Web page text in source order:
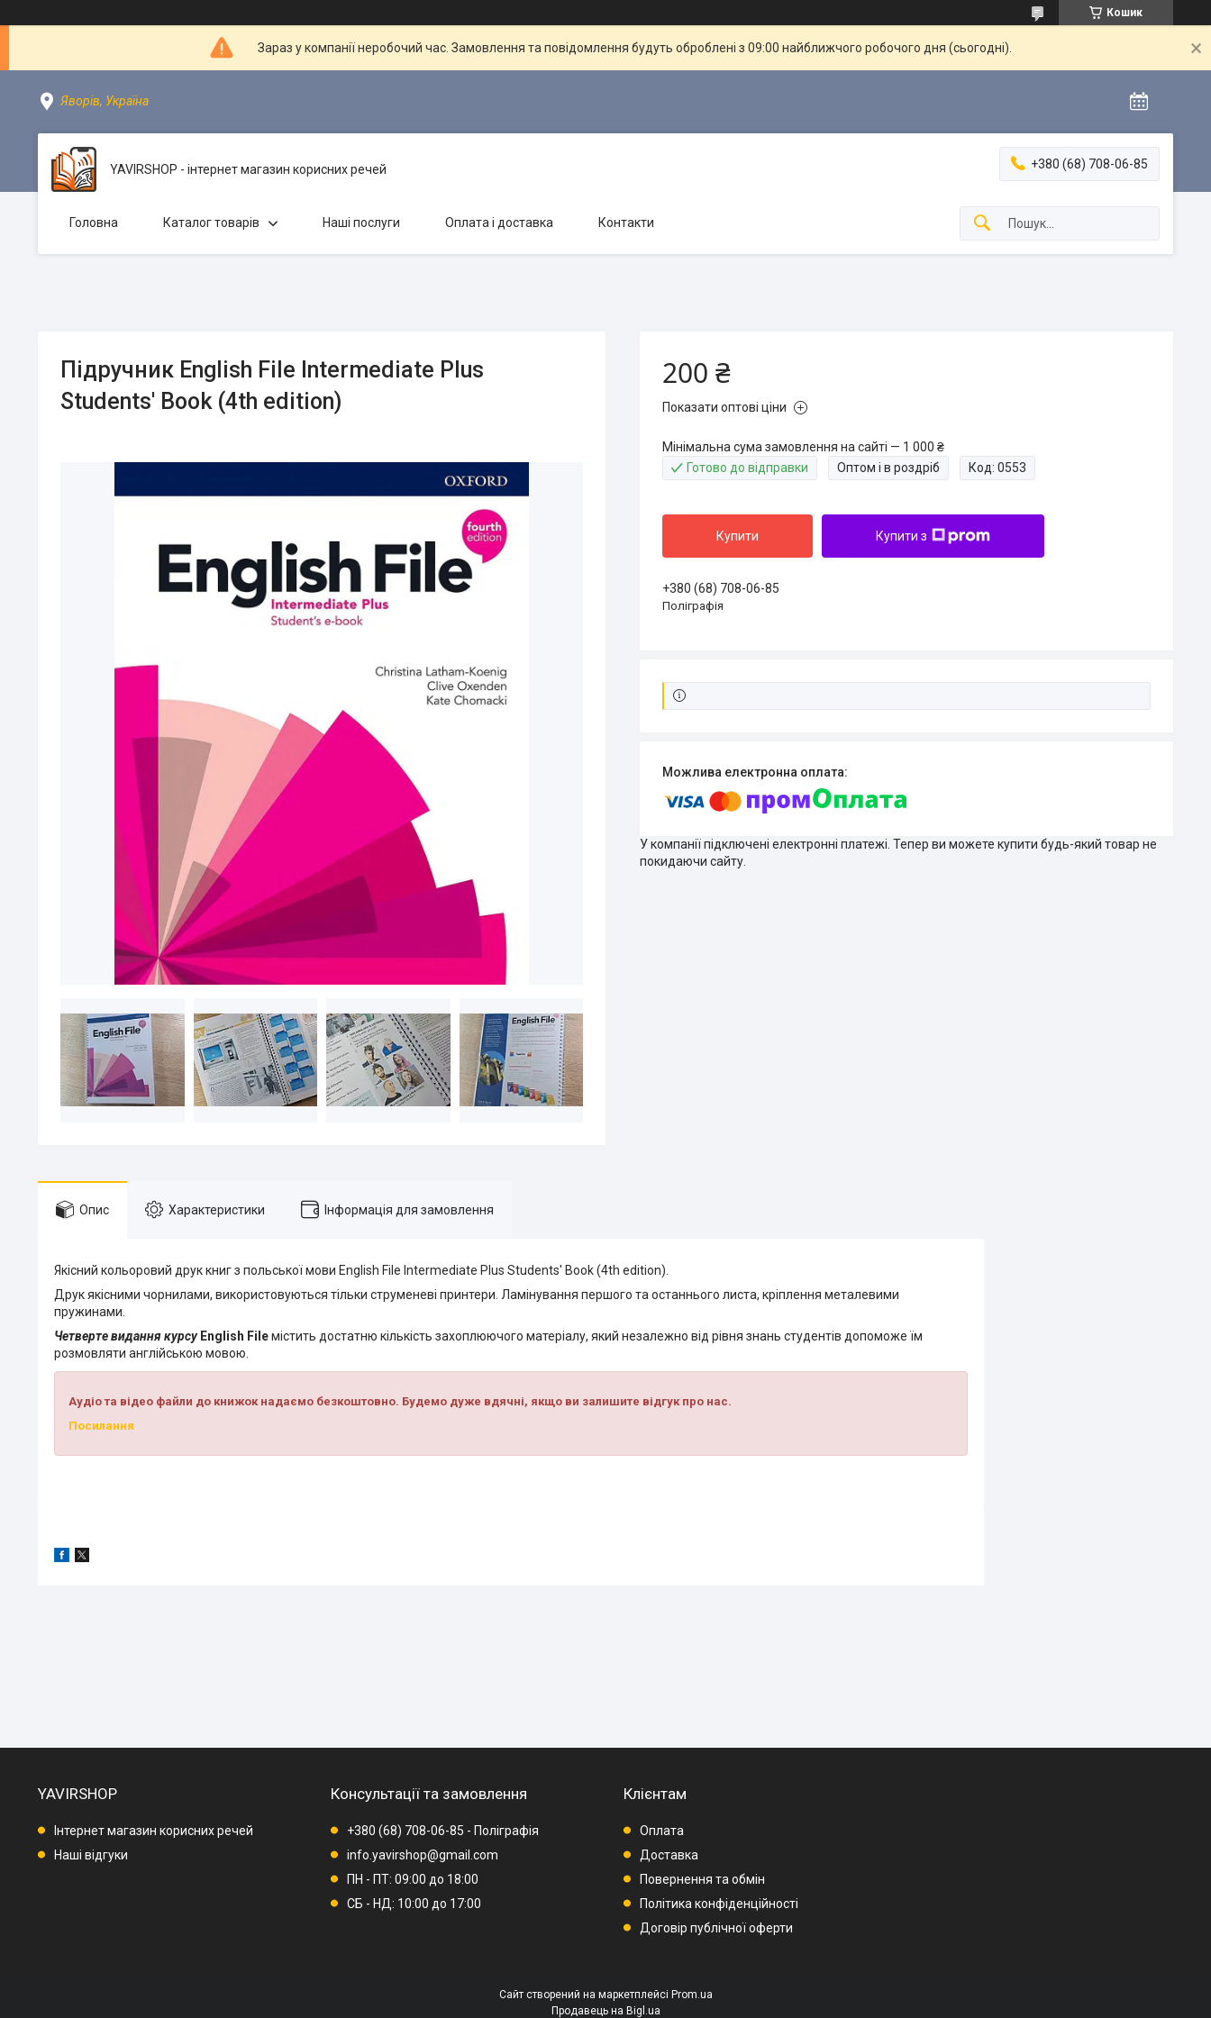
Кошик
Зараз у компанії неробочий час. Замовлення та повідомлення будуть оброблені з 09:00 найближчого робочого дня (сьогодні).
Яворів, Україна
YAVIRSHOP - інтернет магазин корисних речей +380 (68) 708-06-85
Головна Каталог товарів Наші послуги Оплата і доставка Контакти
Підручник English File Intermediate Plus
Students' Book (4th edition)
200 ₴
Показати оптові ціни
Мінімальна сума замовлення на сайті — 1 000 ₴
Готово до відправки
Оптом і в роздріб Код: 0553
Купити Купити з
+380 (68) 708-06-85
Поліграфія
У компанії підключені електронні платежі. Тепер ви можете купити будь-який товар не
покидаючи сайту.
Опис Характеристики Інформація для замовлення
Якісний кольоровий друк книг з польської мови English File Intermediate Plus Students' Book (4th edition).
Друк якісними чорнилами, використовуються тільки струменеві принтери. Ламінування першого та останнього листа, кріплення металевими
пружинами.
Четверте видання курсу English Fileмістить достатню кількість захоплюючого матеріалу, який незалежно від рівня знань студентів допоможе їм
розмовляти англійською мовою.
Аудіо та відео файли до книжок надаємо безкоштовно. Будемо дуже вдячні, якщо ви залишите відгук про нас.
Посилання
YAVIRSHOP
Інтернет магазин корисних речей
Наші відгуки
Консультації та замовлення
+380 (68) 708-06-85 - Поліграфія
info.yavirshop@gmail.com
ПН - ПТ: 09:00 до 18:00
СБ - НД: 10:00 до 17:00
Клієнтам
Оплата
Доставка
Повернення та обмін
Політика конфіденційності
Договір публічної оферти
Сайт створений на маркетплейсі Prom.ua
Продавець на Bigl.ua